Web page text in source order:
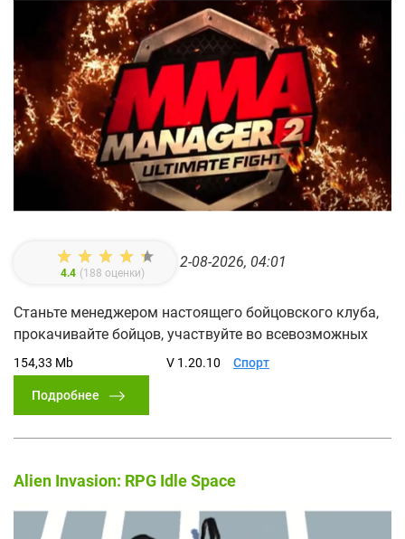
4.4 (188 оценки)
2-08-2026, 04:01
Станьте менеджером настоящего бойцовского клуба,
прокачивайте бойцов, участвуйте во всевозможных
154,33 Mb V 1.20.10 Спорт
Подробнее
Alien Invasion: RPG Idle Space